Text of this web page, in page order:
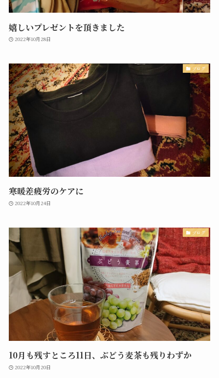
嬉しいプレゼントを頂きました
2022年10月28日
ブログ
寒暖差疲労のケアに
2022年10月24日
ブログ
10月も残すところ11日、ぶどう麦茶も残りわずか
2022年10月20日